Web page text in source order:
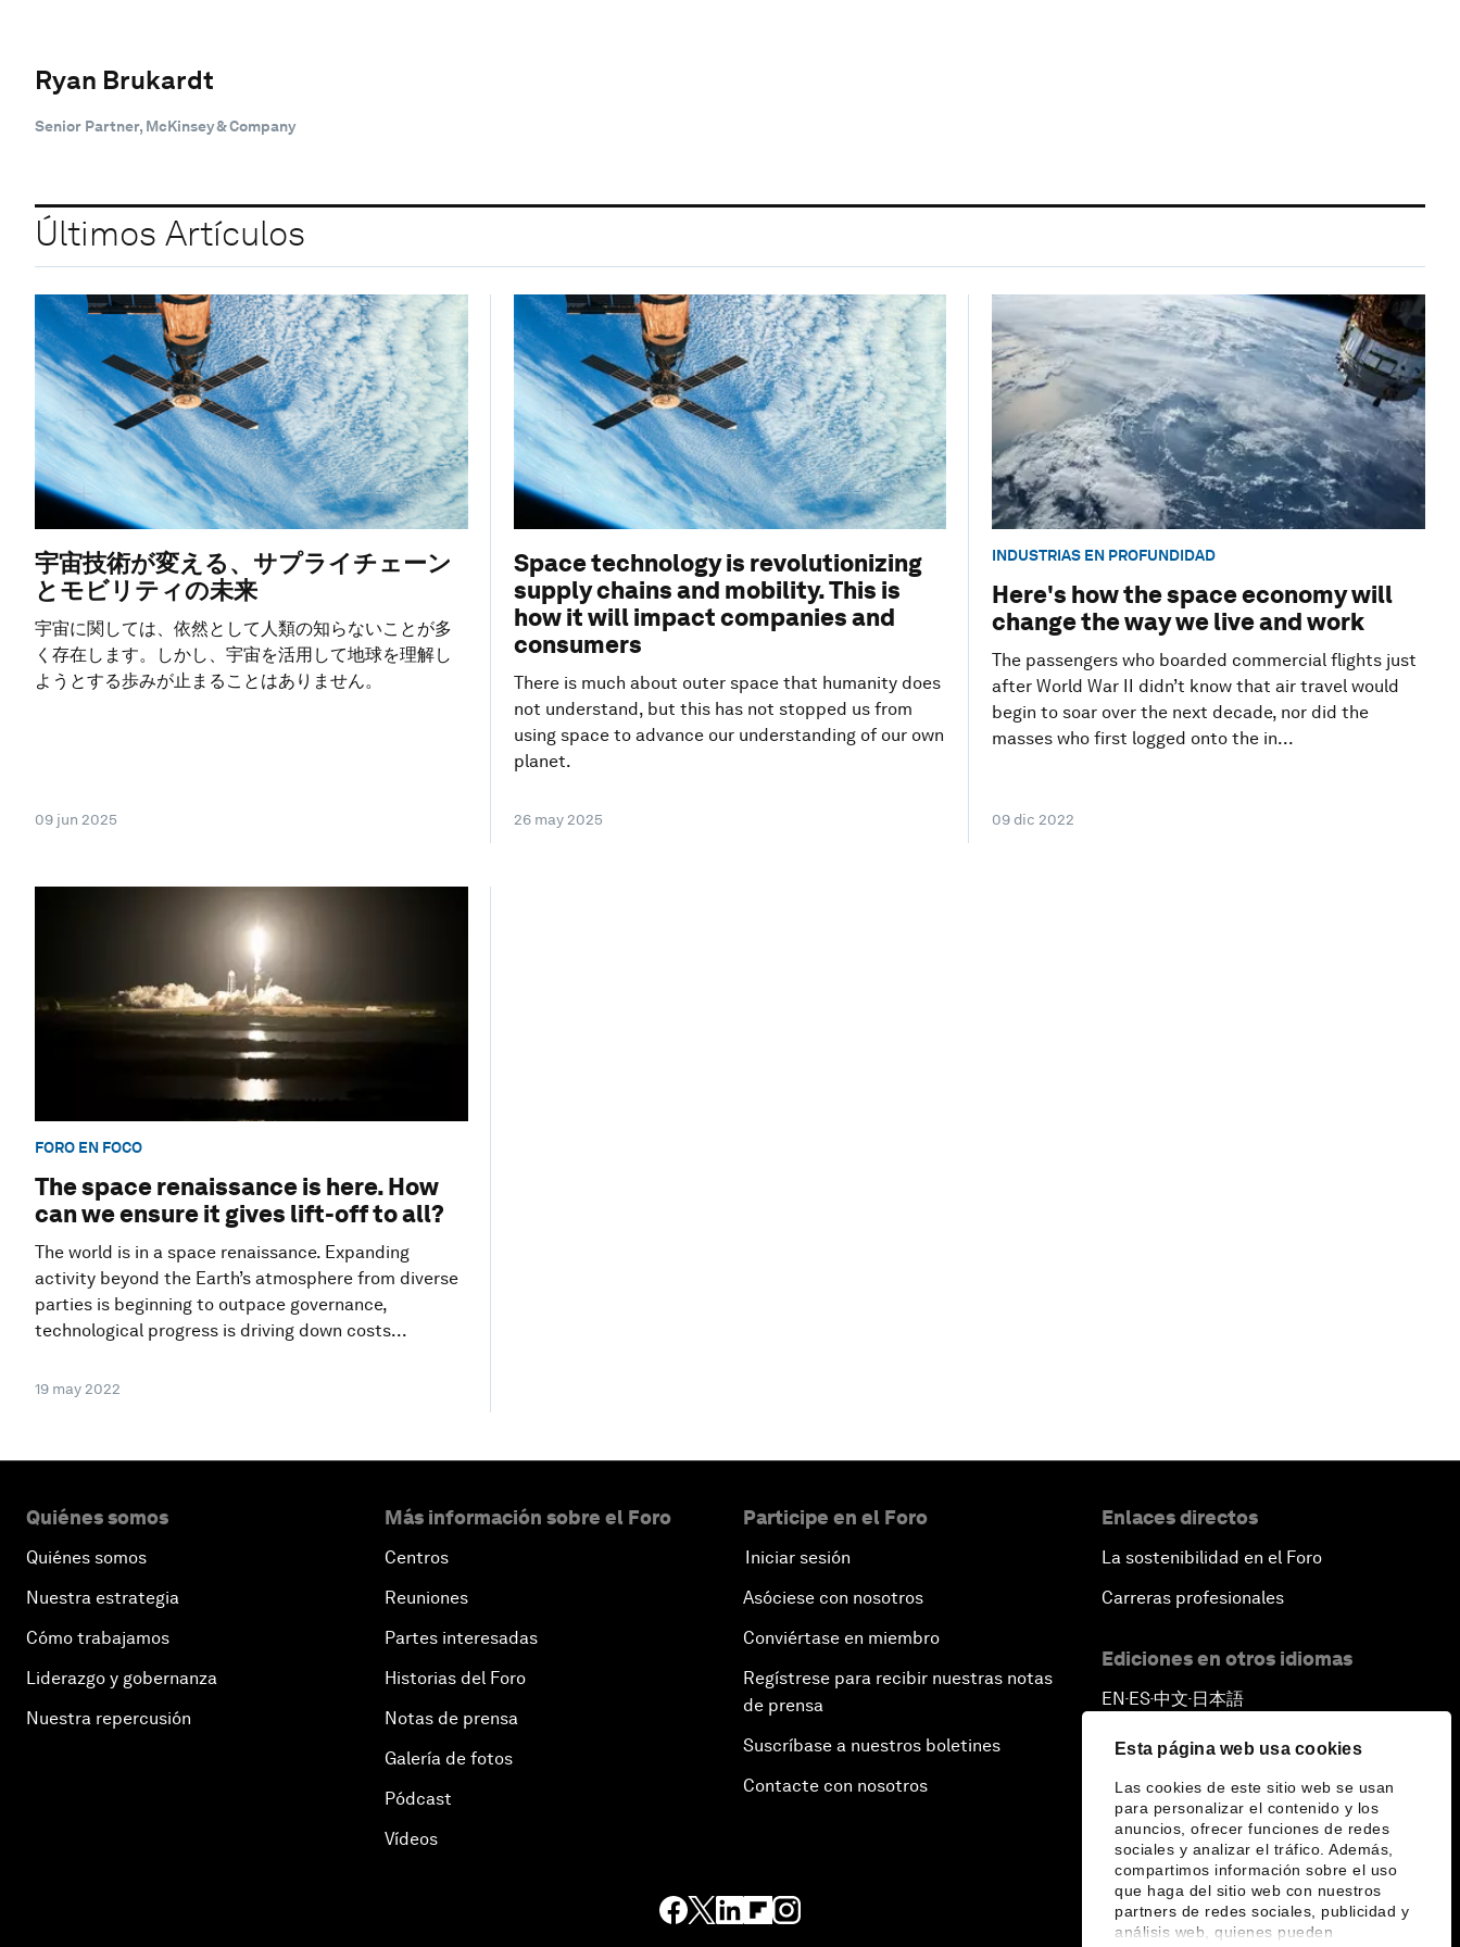
Esta página web usa cookies
Las cookies de este sitio web se usan
para personalizar el contenido y los
anuncios, ofrecer funciones de redes
sociales y analizar el tráfico. Además,
compartimos información sobre el uso
que haga del sitio web con nuestros
partners de redes sociales, publicidad y
análisis web, quienes pueden
Ryan Brukardt
Senior Partner, McKinsey & Company
Últimos Artículos
宇宙技術が変える、サプライチェーン
とモビリティの未来
宇宙に関しては、依然として人類の知らないことが多
く存在します。しかし、宇宙を活用して地球を理解し
ようとする歩みが止まることはありません。
09 jun 2025
Space technology is revolutionizing
supply chains and mobility. This is
how it will impact companies and
consumers
There is much about outer space that humanity does
not understand, but this has not stopped us from
using space to advance our understanding of our own
planet.
26 may 2025
INDUSTRIAS EN PROFUNDIDAD
Here's how the space economy will
change the way we live and work
The passengers who boarded commercial flights just
after World War II didn’t know that air travel would
begin to soar over the next decade, nor did the
masses who first logged onto the in...
09 dic 2022
FORO EN FOCO
The space renaissance is here. How
can we ensure it gives lift-off to all?
The world is in a space renaissance. Expanding
activity beyond the Earth’s atmosphere from diverse
parties is beginning to outpace governance,
technological progress is driving down costs...
19 may 2022
Quiénes somos
Quiénes somos
Nuestra estrategia
Cómo trabajamos
Liderazgo y gobernanza
Nuestra repercusión
Más información sobre el Foro
Centros
Reuniones
Partes interesadas
Historias del Foro
Notas de prensa
Galería de fotos
Pódcast
Vídeos
Participe en el Foro
Iniciar sesión
Asóciese con nosotros
Conviértase en miembro
Regístrese para recibir nuestras notas
de prensa
Suscríbase a nuestros boletines
Contacte con nosotros
Enlaces directos
La sostenibilidad en el Foro
Carreras profesionales
Ediciones en otros idiomas
EN ▪ES▪中文▪ 日本語